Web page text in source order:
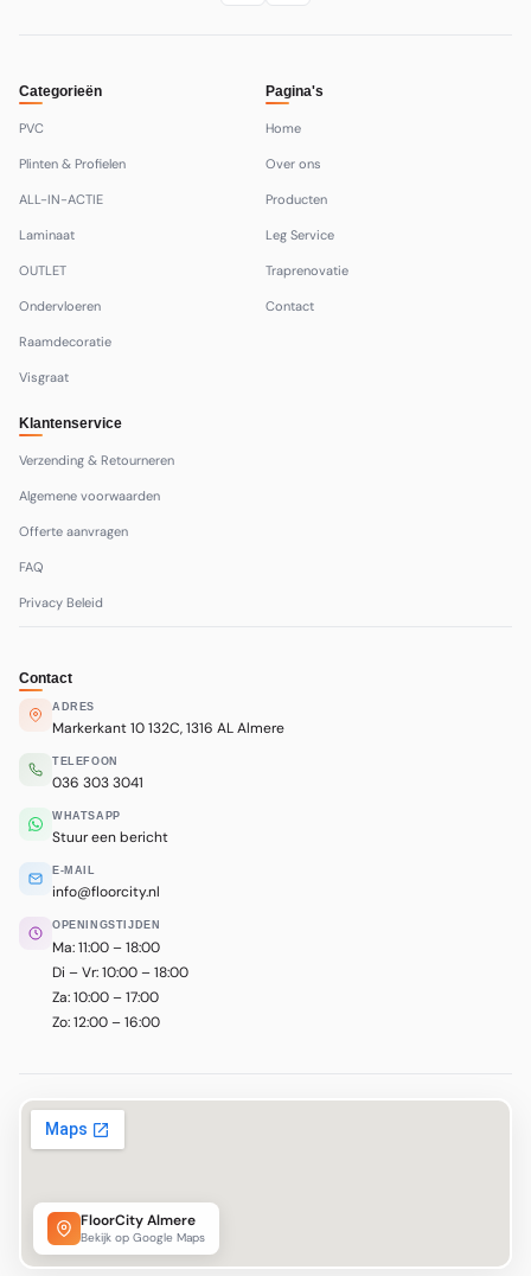
Categorieën
PVC
Plinten & Profielen
ALL-IN-ACTIE
Laminaat
OUTLET
Ondervloeren
Raamdecoratie
Visgraat
Pagina's
Home
Over ons
Producten
Leg Service
Traprenovatie
Contact
Klantenservice
Verzending & Retourneren
Algemene voorwaarden
Offerte aanvragen
FAQ
Privacy Beleid
Contact
ADRES
Markerkant 10 132C, 1316 AL Almere
TELEFOON
036 303 3041
WHATSAPP
Stuur een bericht
E-MAIL
info@floorcity.nl
OPENINGSTIJDEN
Ma: 11:00 – 18:00
Di – Vr: 10:00 – 18:00
Za: 10:00 – 17:00
Zo: 12:00 – 16:00
FloorCity Almere
Bekijk op Google Maps